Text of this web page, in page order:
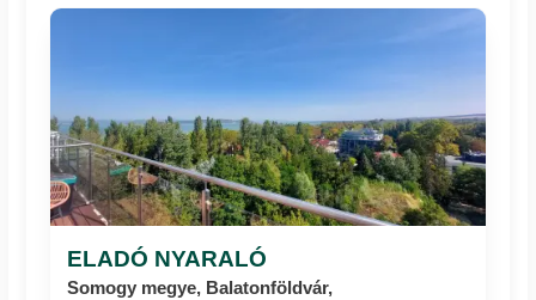
ELADÓ NYARALÓ
Somogy megye, Balatonföldvár,